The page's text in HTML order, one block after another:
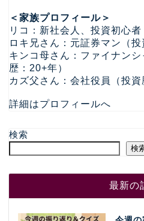
＜家族プロフィール＞
リコ：新社会人、投資初心者
ロキ兄さん：元証券マン（投
キンコ母さん：ファイナン
歴：20+年）
カズ父さん：会社役員（投資
詳細はプロフィールへ
検索
検
最新の